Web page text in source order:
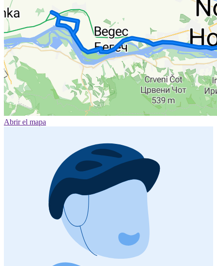
Abrir el mapa